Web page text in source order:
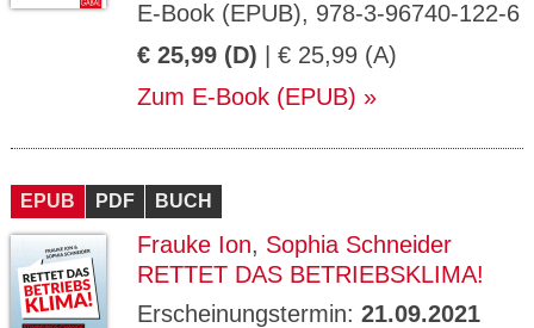
E-Book (EPUB), 978-3-96740-122-6
€ 25,99 (D) | € 25,99 (A)
Zum E-Book (EPUB)
EPUB PDF BUCH
Frauke Ion, Sophia Schneider
RETTET DAS BETRIEBSKLIMA!
Erscheinungstermin: 21.09.2021